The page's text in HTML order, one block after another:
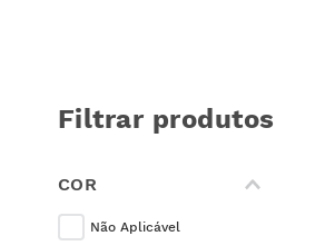
Filtrar produtos
COR
Não Aplicável